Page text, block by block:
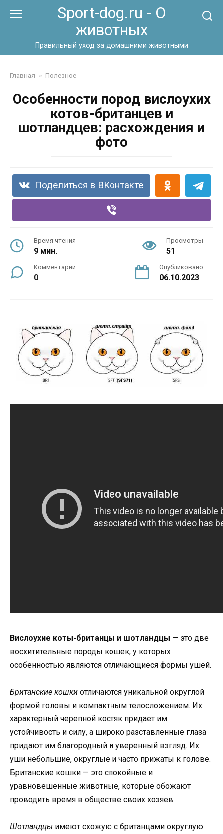
Sport-dog.ru - О
животных
Правильный уход за домашними животными
Главная » Полезное
Особенности пород вислоухих
котов-британцев и
шотландцев: расхождения и
фото
Поделиться в ВКонтакте
Время чтения
9 мин.
Просмотры
51
Комментарии
0
Опубликовано
06.10.2023
Вислоухие коты-британцы и шотландцы — это две
восхитительные породы кошек, у которых
особенностью являются отличающиеся формы ушей.
Британские кошки отличаются уникальной округлой
формой головы и компактным телосложением. Их
характерный черепной костяк придает им
устойчивость и силу, а широко разставленные глаза
придают им благородный и уверенный взгляд. Их
уши небольшие, округлые и часто прижаты к голове.
Британские кошки — это спокойные и
уравновешенные животные, которые обожают
проводить время в обществе своих хозяев.
Шотландцы имеют схожую с британцами округлую